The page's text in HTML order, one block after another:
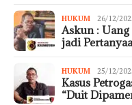
HUKUM 26/12/
Askun : Uang
jadi
HUKUM 25/12/
Kasus
“Duit